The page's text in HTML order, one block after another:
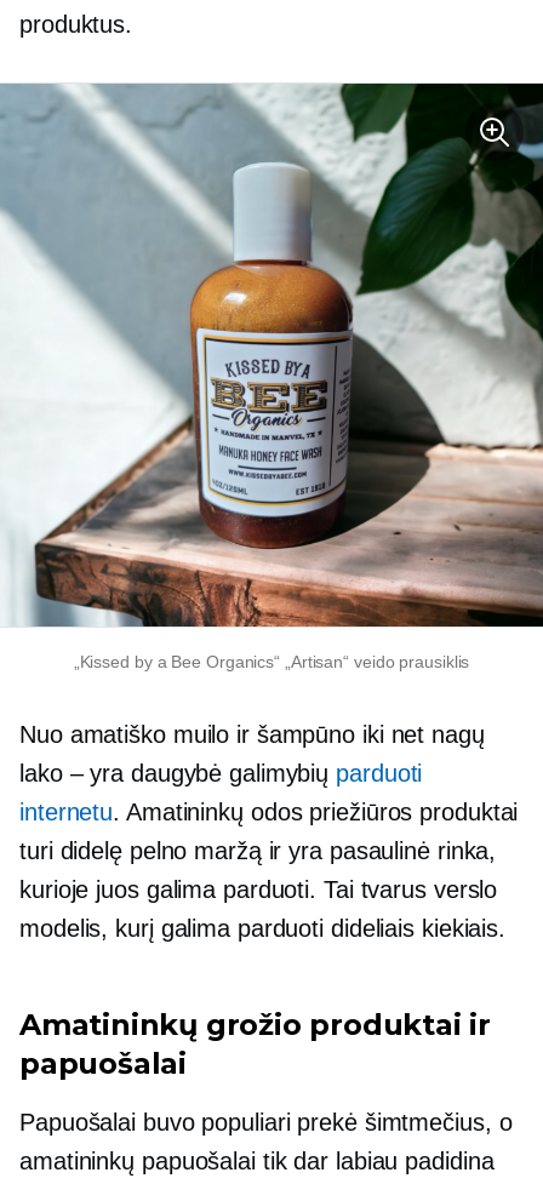
produktus.
„Kissed by a Bee Organics“ „Artisan“ veido prausiklis
Nuo amatiško muilo ir šampūno iki net nagų
lako – yra daugybė galimybių parduoti
internetu. Amatininkų odos priežiūros produktai
turi didelę pelno maržą ir yra pasaulinė rinka,
kurioje juos galima parduoti. Tai tvarus verslo
modelis, kurį galima parduoti dideliais kiekiais.
Amatininkų grožio produktai ir
papuošalai
Papuošalai buvo populiari prekė šimtmečius, o
amatininkų papuošalai tik dar labiau padidina